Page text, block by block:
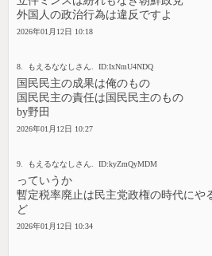
外国人の政治行為は違反ですよ
2026年01月12日 10:18
8. もえるななしさん. ID:IxNmU4NDQ
国民民主の成果は俺のもの
国民民主の責任は国民民主のもの
by野田
2026年01月12日 10:27
9. もえるななしさん. ID:kyZmQyMDM
っていうか
暫定税率廃止は民主党政権の時代にや
ど
2026年01月12日 10:34